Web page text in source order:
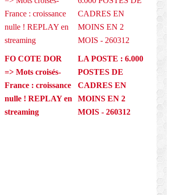
FO COTE DOR
=> Mots croisés-
France : croissance
nulle ! REPLAY en
streaming
LA POSTE : 6.000
POSTES DE
CADRES EN
MOINS EN 2
MOIS - 260312